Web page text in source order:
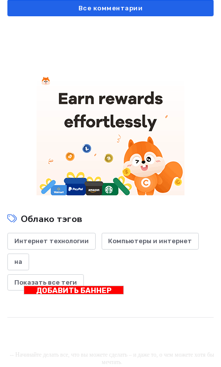
Все комментарии
Облако тэгов
Интернет технологии Компьютеры и интернет
на
Показать все теги
ДОБАВИТЬ БАННЕР
-- Начинайте делать все, что вы можете сделать – и даже то, о чем можете хотя бы
мечтать.